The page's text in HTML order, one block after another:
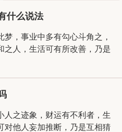
什么说法
，事业中多有勾心斗角之，
之人，生活可有所改善，乃是
人之迹象，财运有不利者，生
对他人妄加推断，乃是互相猜